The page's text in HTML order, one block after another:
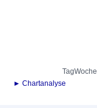
TagWoche
► Chartanalyse